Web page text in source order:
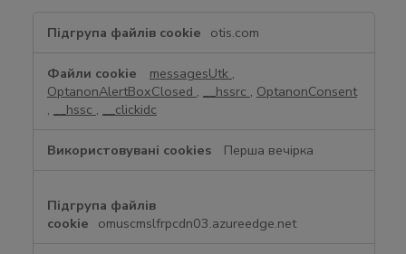
otis.com
messagesUtk ,
OptanonAlertBoxClosed , __hssrc , OptanonConsent
, __hssc , __clickidc
Перша вечірка
omuscmslfrpcdn03.azureedge.net